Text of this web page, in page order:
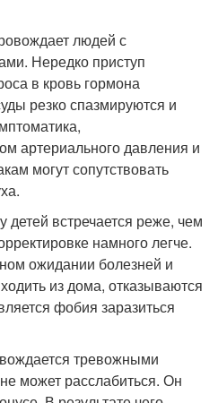
людей с
Нередко приступ
в кровь гормона
резко спазмируются и
артериального давления и
могут сопутствовать
детей встречается реже, чем
намного легче.
ожидании болезней и
из дома, отказываются
фобия заразиться
тревожными
может расслабиться. Он